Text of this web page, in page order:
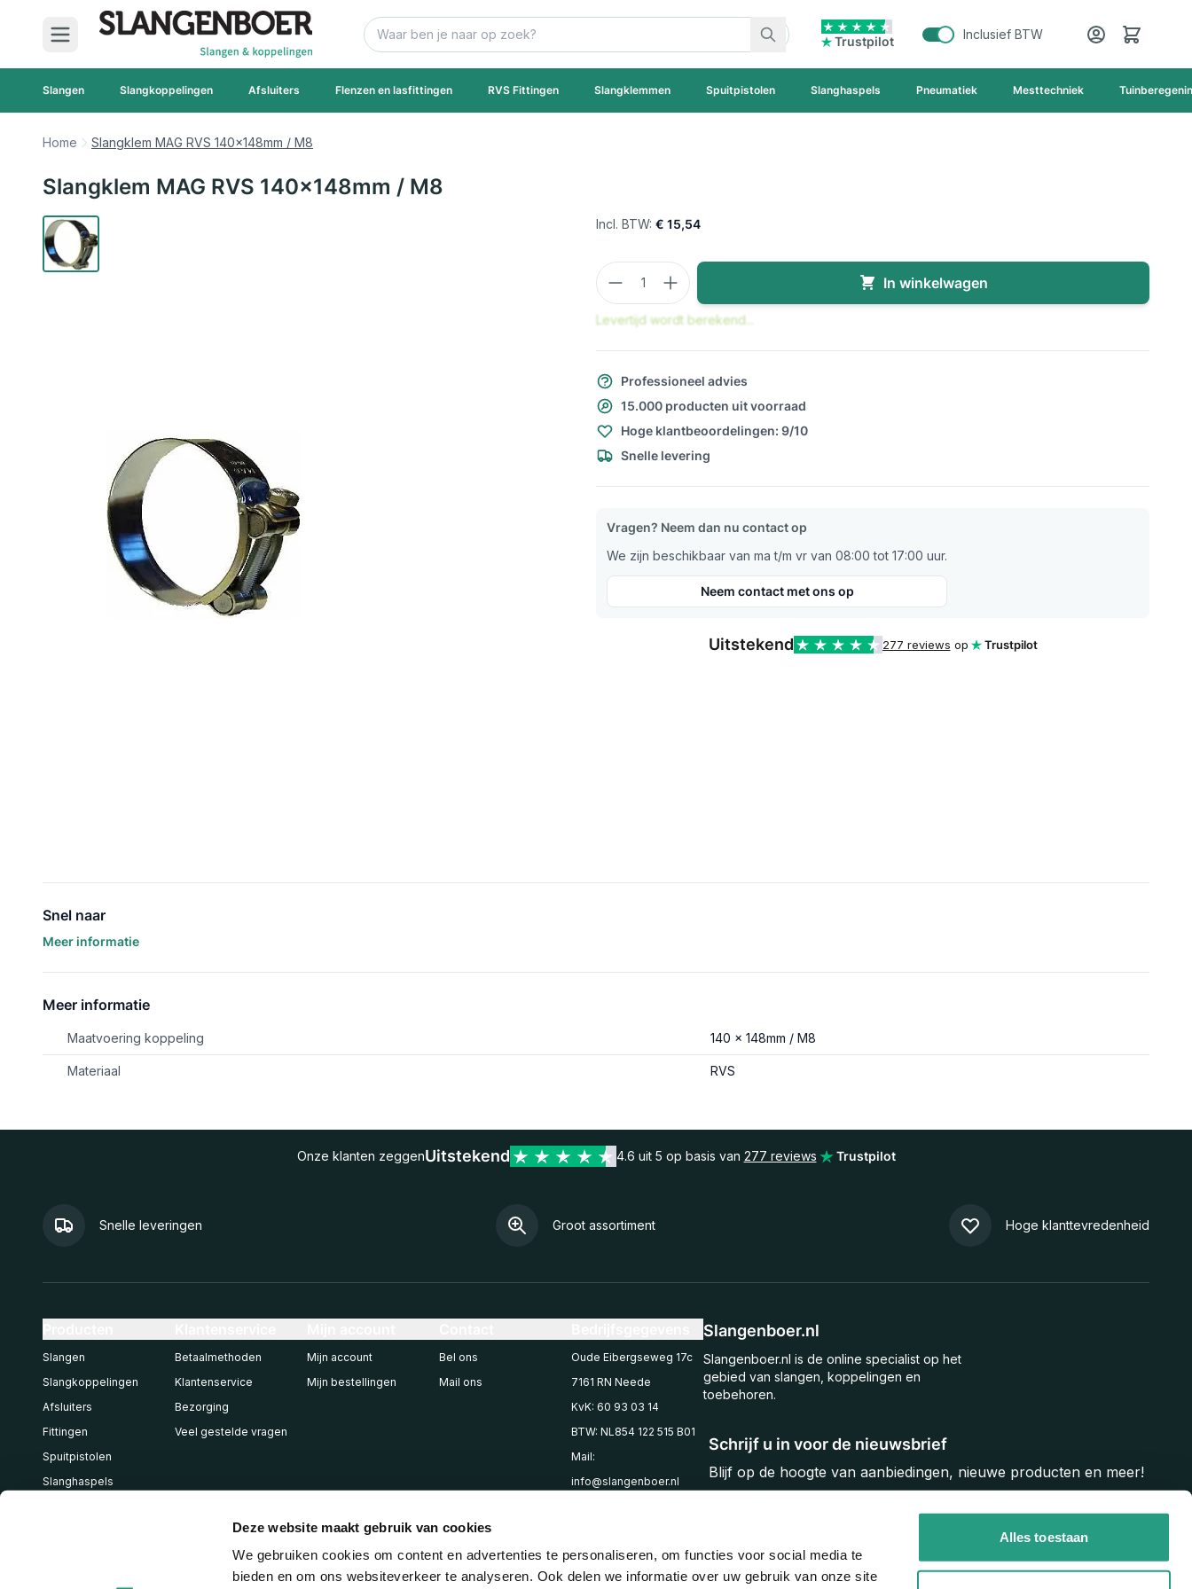
Deze website maakt gebruik van cookies
We gebruiken cookies om content en advertenties te personaliseren, om functies voor social media te
bieden en om ons websiteverkeer te analyseren. Ook delen we informatie over uw gebruik van onze site
Alles toestaan
Ga naar de inhoud
Zoek
Trustpilot
Inclusief BTW Cart
Slangen Slangkoppelingen Afsluiters Flenzen en lasfittingen RVS Fittingen Slangklemmen Spuitpistolen Slanghaspels Pneumatiek Mesttechniek
Home Slangklem MAG RVS 140x148mm / M8
Slangklem MAG RVS 140x148mm / M8
€ 15,54
Aantal
In winkelwagen
Levertijd wordt berekend...
Professioneel advies
15.000 producten uit voorraad
Hoge klantbeoordelingen: 9/10
Snelle levering
Vragen? Neem dan nu contact op
We zijn beschikbaar van ma t/m vr van 08:00 tot 17:00 uur.
Neem contact met ons op
Uitstekend 277 reviews op Trustpilot
Snel naar
Meer informatie
Meer informatie
Maatvoering koppeling 140 x 148mm / M8
Materiaal RVS
Onze klanten zeggenUitstekend 4.6 uit 5 op basis van 277 reviews Trustpilot
Snelle leveringen Groot assortiment Hoge klanttevredenheid
Schrijf u in voor de nieuwsbrief
Blijf op de hoogte van aanbiedingen, nieuwe producten en meer!
Slangenboer.nl
Slangenboer.nl is de online specialist op het
gebied van slangen, koppelingen en
toebehoren.
Slangen
Slangkoppelingen
Afsluiters
Fittingen
Spuitpistolen
Slanghaspels
Betaalmethoden
Klantenservice
Bezorging
Veel gestelde vragen
Mijn account
Mijn bestellingen
Bel ons
Mail ons
Oude Eibergseweg 17c
7161 RN Neede
KvK: 60 93 03 14
BTW: NL854 122 515 B01
Mail:
info@slangenboer.nl